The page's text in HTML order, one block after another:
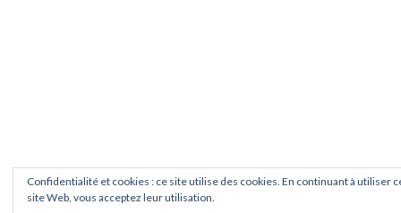
Confidentialité et cookies : ce site utilise des cookies. En continuant à utiliser
site Web, vous acceptez leur utilisation.